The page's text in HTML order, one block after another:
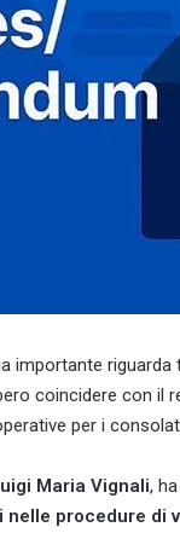
importante riguarda
coincidere con il
per i
Maria Vignali,
nelle procedure di